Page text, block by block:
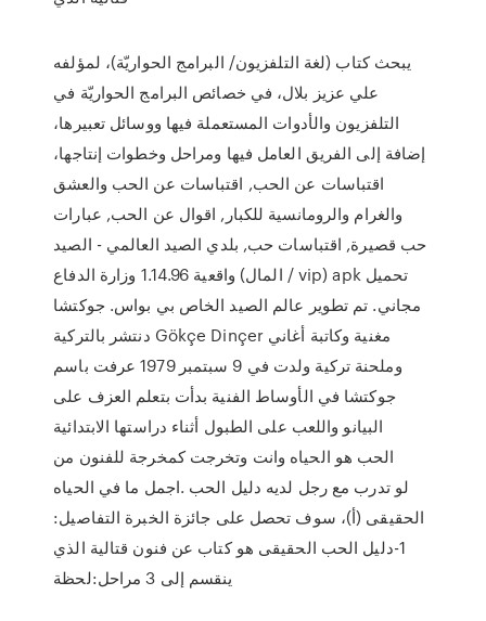
يبحث كتاب (لغة التلفزيون/ البرامج الحواريّة)، لمؤلفه
علي عزيز بلال، في خصائص البرامج الحواريّة في
التلفزيون والأدوات المستعملة فيها ووسائل تعبيرها،
إضافة إلى الفريق العامل فيها ومراحل وخطوات إنتاجها،
اقتباسات عن الحب, اقتباسات عن الحب والعشق
والغرام والرومانسية للكبار, اقوال عن الحب, عبارات
حب قصيرة, اقتباسات حب, بلدي الصيد العالمي - الصيد
واقعية 1.14.96 وزارة الدفاع (المال / vip) apk تحميل
مجاني. تم تطوير عالم الصيد الخاص بي بواس. جوكتشا
دنتشر بالتركية Gökçe Dinçer ‏مغنية وكاتبة أغاني
وملحنة تركية ولدت في 9 سبتمبر 1979 عرفت باسم
جوكتشا في الأوساط الفنية بدأت بتعلم العزف على
البيانو واللعب على الطبول أثناء دراستها الابتدائية
وتخرجت كمخرجة للفنون من ‎الحب هو الحياه وانت
اجمل ما في الحياه‎. لو تدرب مع رجل لديه دليل الحب
الحقيقى (أ)، سوف تحصل على جائزة الخبرة التفاصيل:
1-دليل الحب الحقيقى هو كتاب عن فنون قتالية الذي
ينقسم إلى 3 مراحل:لحظة